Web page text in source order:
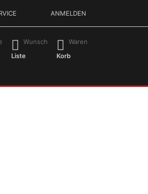
ANMELDEN
Drücken Sie die Eingabetaste, um alle
Wunsch
Liste
Waren
Korb